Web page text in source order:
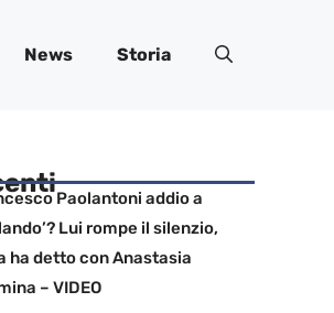
News Storia
Paolantoni addio a
Lui rompe il silenzio,
ha detto con Anastasia
– VIDEO